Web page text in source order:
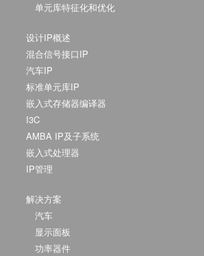
单元库特征化和优化
设计IP概述
混合信号接口IP
汽车IP
标准单元库IP
嵌入式存储器编译器
I3C
AMBA IP及子系统
嵌入式处理器
IP管理
解决方案
汽车
显示面板
功率器件